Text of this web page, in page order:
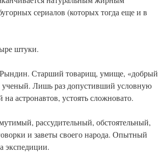
сериалов (которых тогда еще и в
штуки.
Рындин. Старший товарищ, умище, «добрый
Лишь раз допустивший условную
астронавтов, устоять сложновато.
рассудительный, обстоятельный,
и заветы своего народа. Опытный
экспедиции.